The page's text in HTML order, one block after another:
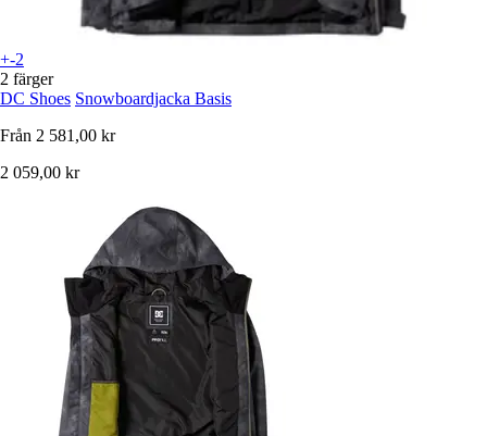
+-2
2 färger
DC Shoes Snowboardjacka Basis
Från 2 581,00 kr
2 059,00 kr